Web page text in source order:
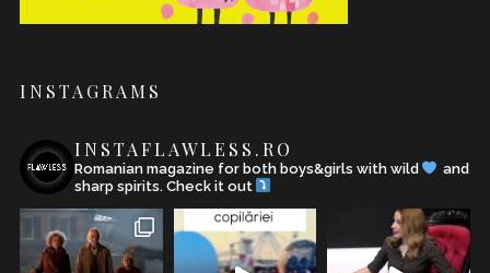
INSTAGRAMS
INSTAFLAWLESS.RO
Romanian magazine for both boys&girls with wild
and
sharp spirits. Check it out